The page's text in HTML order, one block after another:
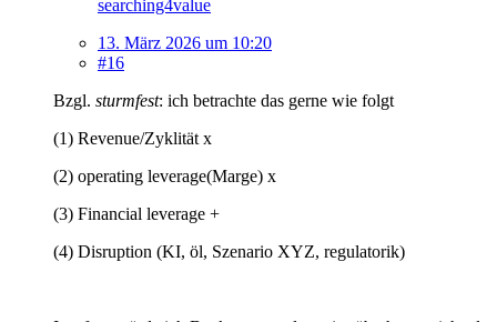
searching4value
13. März 2026 um 10:20
#16
Bzgl. sturmfest: ich betrachte das gerne wie folgt
(1) Revenue/Zyklität x
(2) operating leverage(Marge) x
(3) Financial leverage +
(4) Disruption (KI, öl, Szenario XYZ, regulatorik)